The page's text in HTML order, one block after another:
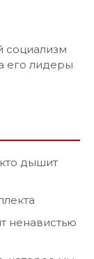
социализм
его лидеры
дышит
ненавистью